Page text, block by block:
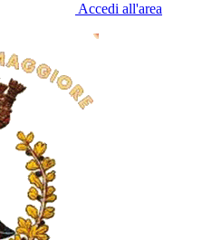
Accedi all'area